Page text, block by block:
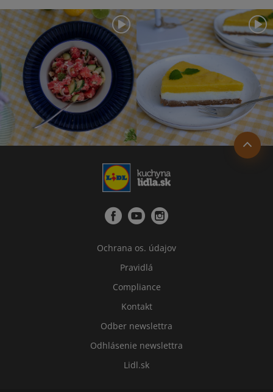
Ochrana os. údajov
Pravidlá
Compliance
Kontakt
Odber newslettra
Odhlásenie newslettra
Lidl.sk